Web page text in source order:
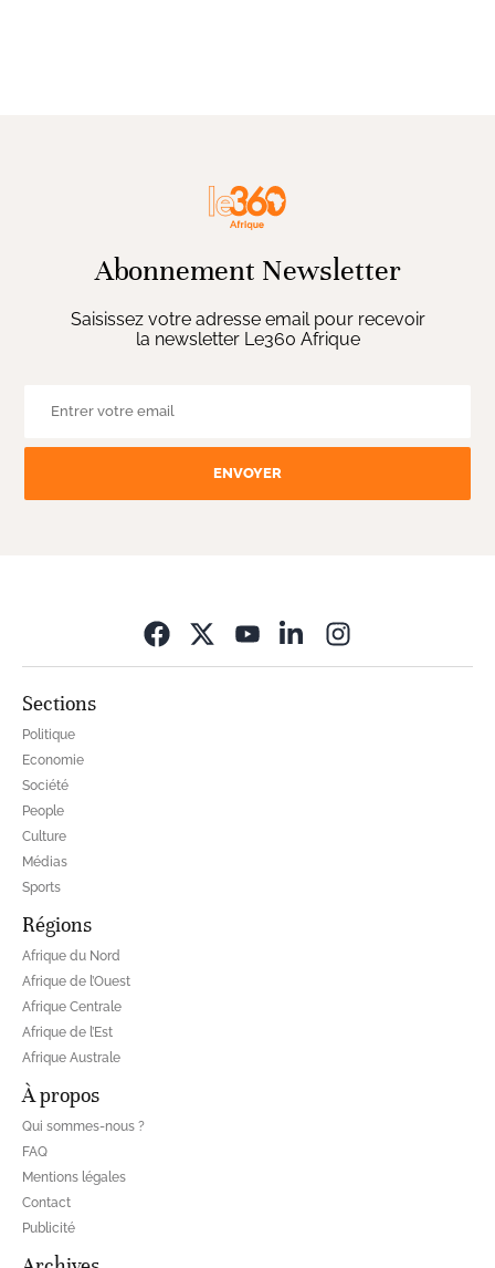
Abonnement Newsletter
Saisissez votre adresse email pour recevoir
la newsletter Le360 Afrique
ENVOYER
Sections
Politique
Economie
Société
People
Culture
Médias
Sports
Régions
Afrique du Nord
Afrique de l’Ouest
Afrique Centrale
Afrique de l’Est
Afrique Australe
À propos
Qui sommes-nous ?
FAQ
Mentions légales
Contact
Publicité